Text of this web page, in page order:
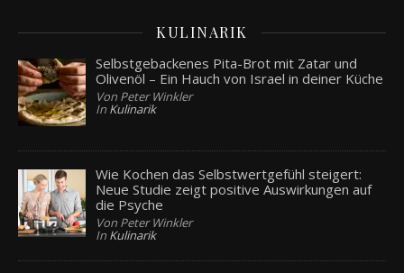
KULINARIK
Selbstgebackenes Pita-Brot mit Zatar und
Olivenöl – Ein Hauch von Israel in deiner Küche
Von Peter Winkler
In Kulinarik
Wie Kochen das Selbstwertgefühl steigert:
Neue Studie zeigt positive Auswirkungen auf
die Psyche
Von Peter Winkler
In Kulinarik